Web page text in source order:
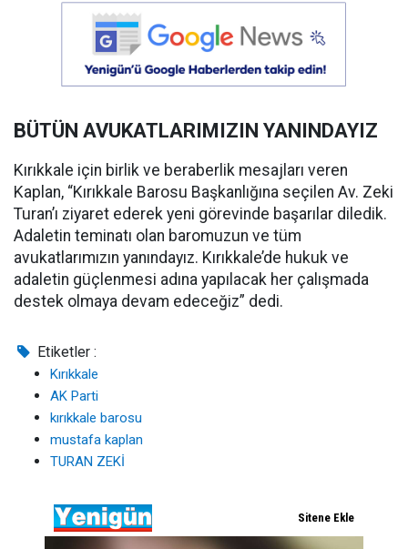
BÜTÜN AVUKATLARIMIZIN YANINDAYIZ
Kırıkkale için birlik ve beraberlik mesajları veren
Kaplan, “Kırıkkale Barosu Başkanlığına seçilen Av. Zeki
Turan’ı ziyaret ederek yeni görevinde başarılar diledik.
Adaletin teminatı olan baromuzun ve tüm
avukatlarımızın yanındayız. Kırıkkale’de hukuk ve
adaletin güçlenmesi adına yapılacak her çalışmada
destek olmaya devam edeceğiz” dedi.
Etiketler :
Kırıkkale
AK Parti
kırıkkale barosu
mustafa kaplan
TURAN ZEKİ